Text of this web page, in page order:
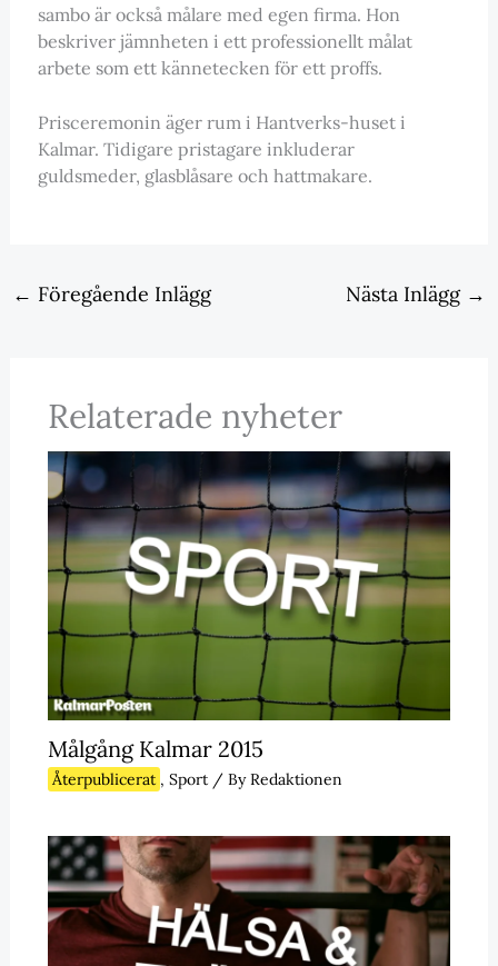
sambo är också målare med egen firma. Hon
beskriver jämnheten i ett professionellt målat
arbete som ett kännetecken för ett proffs.
Prisceremonin äger rum i Hantverks-huset i
Kalmar. Tidigare pristagare inkluderar
guldsmeder, glasblåsare och hattmakare.
← Föregående Inlägg Nästa Inlägg →
Relaterade nyheter
Målgång Kalmar 2015
Återpublicerat , Sport/ ByRedaktionen